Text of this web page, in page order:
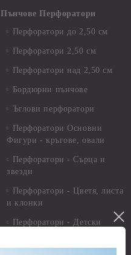
Пънчове Перфоратори
Перфоратори до 2,50 см
Перфоратори 2,50 см
Перфоратори над 2,50 см
Бордюрни пънчове
Ъглови перфоратори
Перфоратори Основни
Фигури - кръгове, овали
Перфоратори - Сърца и
звезди
Перфоратори - Цветя, листа
и клонки
Перфоратори - Детски